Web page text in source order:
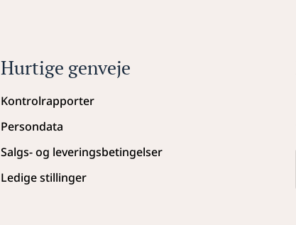
Hurtige genveje
Kontrolrapporter
Persondata
Salgs- og leveringsbetingelser
Ledige stillinger